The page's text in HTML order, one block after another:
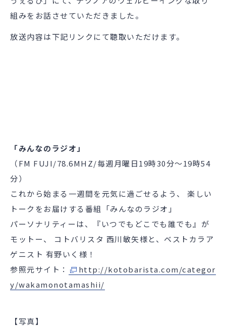
組みをお話させていただきました。
放送内容は下記リンクにて聴取いただけます。
「みんなのラジオ」
（FM FUJI/78.6MHZ/毎週月曜日19時30分〜19時54
分）
これから始まる一週間を元気に過ごせるよう、 楽しい
トークをお届けする番組「みんなのラジオ」
パーソナリティーは、『いつでもどこでも誰でも』が
モットー、 コトバリスタ 西川敏矢様と、ベストカラア
ゲニスト 有野いく様！
参照元サイト：
http://kotobarista.com/categor
y/wakamonotamashii/
【写真】